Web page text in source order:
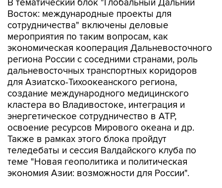
В тематический блок "Глобальный Дальний
Восток: международные проекты для
сотрудничества" включены деловые
мероприятия по таким вопросам, как
экономическая кооперация Дальневосточного
региона России с соседними странами, роль
дальневосточных транспортных коридоров
для Азиатско-Тихоокеанского региона,
создание международного медицинского
кластера во Владивостоке, интеграция и
энергетическое сотрудничество в АТР,
освоение ресурсов Мирового океана и др.
Также в рамках этого блока пройдут
теледебаты и сессия Валдайского клуба по
теме "Новая геополитика и политическая
экономия Азии: возможности для России".